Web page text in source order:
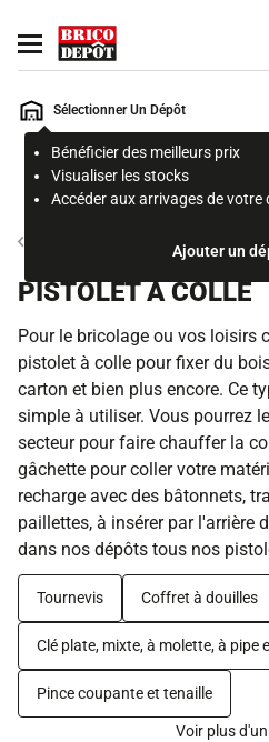
Ouvrir le menu
Sélectionner Un Dépôt
Bénéficier des meilleurs prix
Visualiser les stocks
Accéder aux arrivages de votre
Ajouter un
Rechercher
page
PISTOLET À COLLE
Pour le bricolage ou vos loisirs
pistolet à colle pour fixer du
carton et bien plus encore. Ce
simple à utiliser. Vous pourrez
secteur pour faire chauffer la
gâchette pour coller votre
recharge avec des bâtonnets,
paillettes, à insérer par l'arrière
dans nos dépôts tous nos
Tournevis Coffret à douilles
Clé plate, mixte, à molette, à pipe
Pince coupante et tenaille
Voir plus